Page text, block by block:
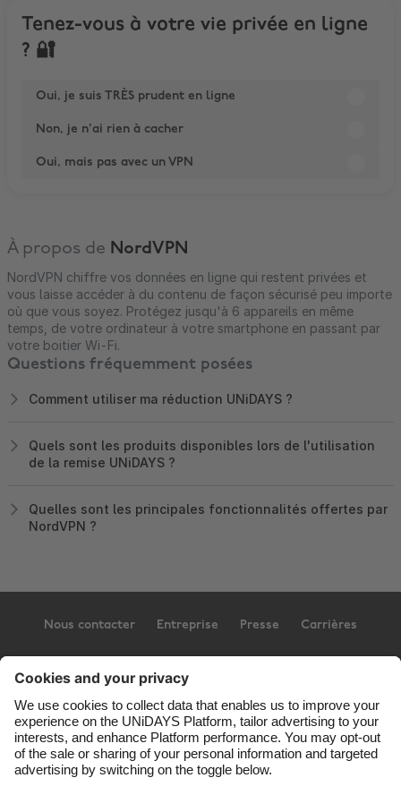
Tenez-vous à votre vie privée en ligne
? 🔐
Oui, je suis TRÈS prudent en ligne
Non, je n'ai rien à cacher
Oui, mais pas avec un VPN
À propos de NordVPN
NordVPN chiffre vos données en ligne qui restent privées et
vous laisse accéder à du contenu de façon sécurisé peu importe
où que vous soyez. Protégez jusqu'à 6 appareils en même
temps, de votre ordinateur à votre smartphone en passant par
votre boitier Wi-Fi.
Questions fréquemment posées
Comment utiliser ma réduction UNiDAYS ?
Quels sont les produits disponibles lors de l'utilisation
de la remise UNiDAYS ?
Quelles sont les principales fonctionnalités offertes par
NordVPN ?
Nous contacter Entreprise Presse Carrières